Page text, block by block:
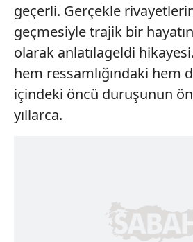
geçerli. Gerçekle
geçmesiyle trajik bir
olarak anlatılageldi
hem ressamlığındaki hem
içindeki öncü duruşunun
yıllarca.